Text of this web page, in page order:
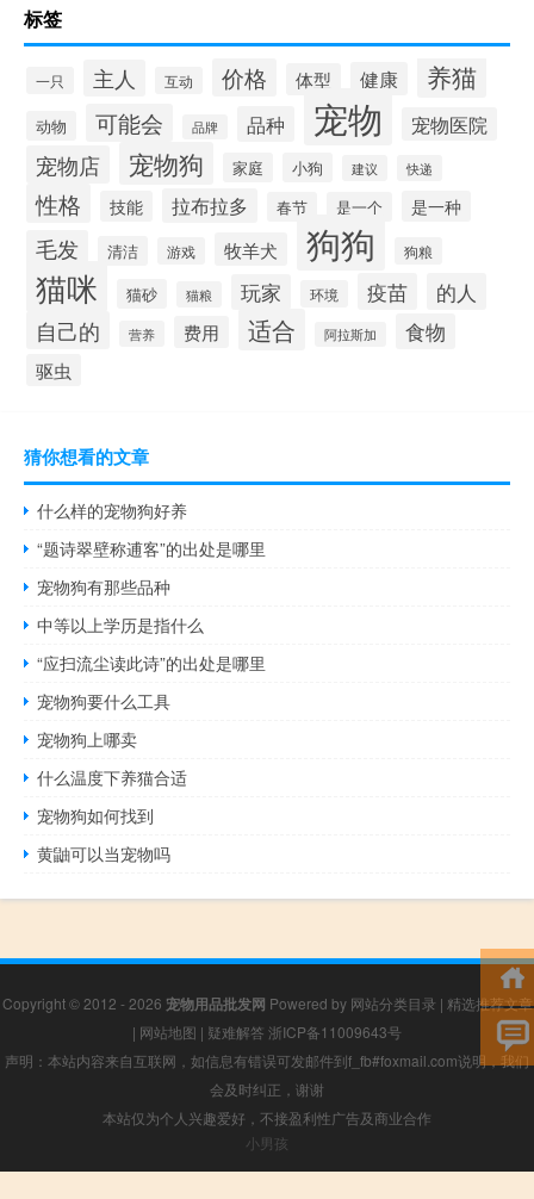
标签
一只 主人 互动 价格 体型 健康 养猫
动物 可能会 品牌 品种 宠物 宠物医院
宠物店 宠物狗 家庭 小狗 建议 快递
性格 技能 拉布拉多 春节 是一个 是一种
毛发 清洁 游戏 牧羊犬 狗狗 狗粮
猫咪 猫砂 猫粮 玩家 环境 疫苗 的人
自己的 营养 费用 适合 阿拉斯加 食物
驱虫
猜你想看的文章
什么样的宠物狗好养
“题诗翠壁称逋客”的出处是哪里
宠物狗有那些品种
中等以上学历是指什么
“应扫流尘读此诗”的出处是哪里
宠物狗要什么工具
宠物狗上哪卖
什么温度下养猫合适
宠物狗如何找到
黄鼬可以当宠物吗
Copyright © 2012 - 2026 宠物用品批发网 Powered by 网站分类目录 | 精选推荐文章
| 网站地图 | 疑难解答 浙ICP备11009643号
声明：本站内容来自互联网，如信息有错误可发邮件到f_fb#foxmail.com说明，我们
会及时纠正，谢谢
本站仅为个人兴趣爱好，不接盈利性广告及商业合作
小男孩